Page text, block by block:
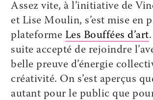
Assez vite, à l’initiative de
et Lise Moulin, s’est mise en
plateforme Les Bouffées d’art
suite accepté de rejoindre
belle preuve d’énergie
créativité. On s’est aperçus
autant pour le public que